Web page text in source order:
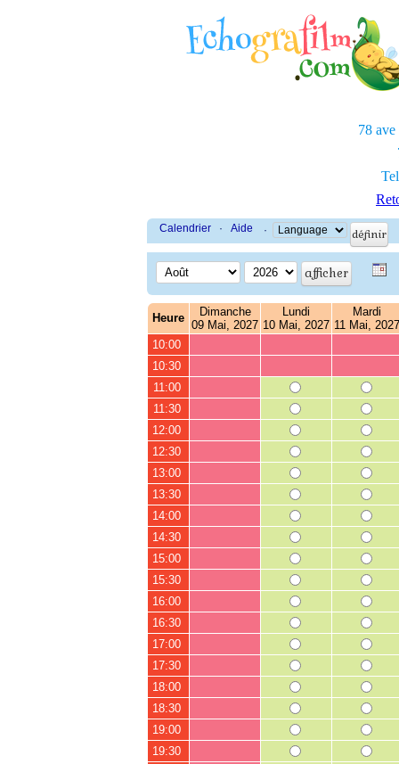
78 ave
Calendrier · Aide ·
Heure
Dimanche
09 Mai, 2027
Lundi
10 Mai, 2027
Mardi
11 Mai, 2027
10:00
10:30
11:00
11:30
12:00
12:30
13:00
13:30
14:00
14:30
15:00
15:30
16:00
16:30
17:00
17:30
18:00
18:30
19:00
19:30